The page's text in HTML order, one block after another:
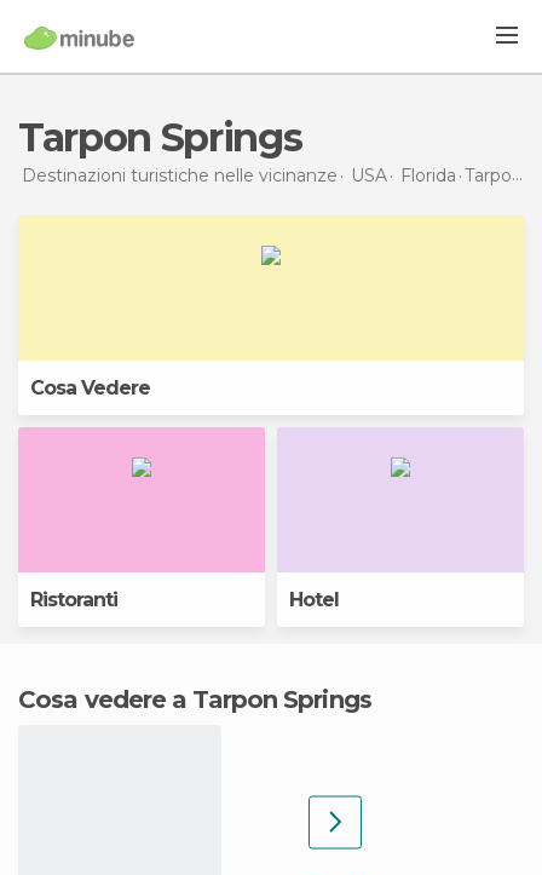
Tarpon Springs
Destinazioni turistiche nelle vicinanze USA Florida Tarpon Springs
Cosa Vedere
Ristoranti Hotel
Cosa vedere a Tarpon Springs